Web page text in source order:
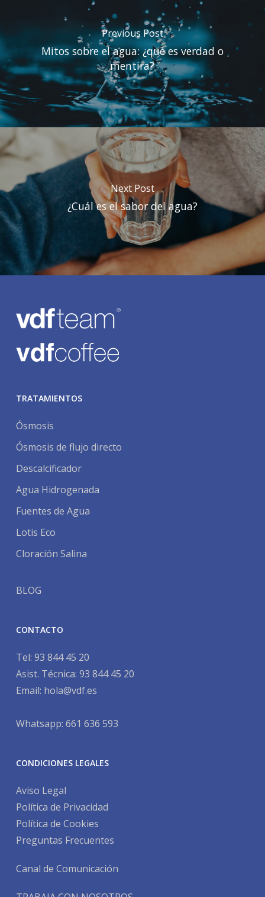
Previous Post
Mitos sobre el agua: ¿qué es verdad o
mentira?
Next Post
¿Cuál es el sabor del agua?
TRATAMIENTOS
Ósmosis
Ósmosis de flujo directo
Descalcificador
Agua Hidrogenada
Fuentes de Agua
Lotis Eco
Cloración Salina
BLOG
CONTACTO
Tel: 93 844 45 20
Asist. Técnica: 93 844 45 20
Email: hola@vdf.es
Whatsapp: 661 636 593
CONDICIONES LEGALES
Aviso Legal
Política de Privacidad
Política de Cookies
Preguntas Frecuentes
Canal de Comunicación